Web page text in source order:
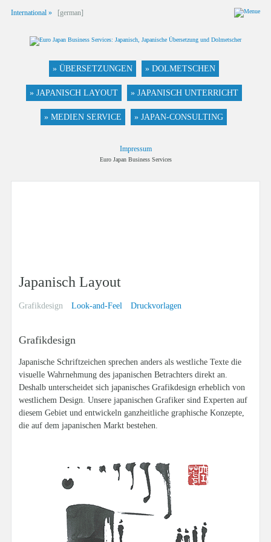
International » [german]
» ÜBERSETZUNGEN » DOLMETSCHEN
» JAPANISCH LAYOUT » JAPANISCH UNTERRICHT
» MEDIEN SERVICE » JAPAN-CONSULTING
Impressum
Euro Japan Business Services
Japanisch Layout
Grafikdesign Look-and-Feel Druckvorlagen
Grafikdesign
Japanische Schriftzeichen sprechen anders als westliche Texte die
visuelle Wahrnehmung des japanischen Betrachters direkt an.
Deshalb unterscheidet sich japanisches Grafikdesign erheblich von
westlichem Design. Unsere japanischen Grafiker sind Experten auf
diesem Gebiet und entwickeln ganzheitliche graphische Konzepte,
die auf dem japanischen Markt bestehen.